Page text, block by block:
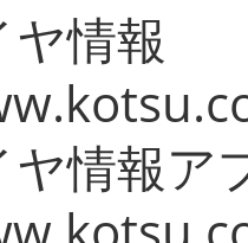
情報
ヤ情報ア